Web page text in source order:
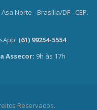
Norte - Brasília/DF - CEP.
(61) 99254-5554
Assecor: 9h às 17h
Reservados.